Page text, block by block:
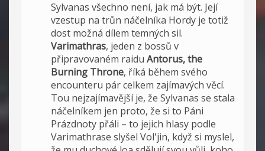
Sylvanas všechno není, jak má být. Její
vzestup na trůn náčelníka Hordy je totiž
dost možná dílem temných sil.
Varimathras, jeden z bossů v
připravovaném raidu Antorus, the
Burning Throne, říká během svého
encounteru pár celkem zajímavých věcí.
Tou nejzajímavější je, že Sylvanas se stala
náčelníkem jen proto, že si to Páni
Prázdnoty přáli – to jejich hlasy podle
Varimathrase slyšel Vol'jin, když si myslel,